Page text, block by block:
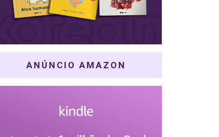
ANÚNCIO AMAZON